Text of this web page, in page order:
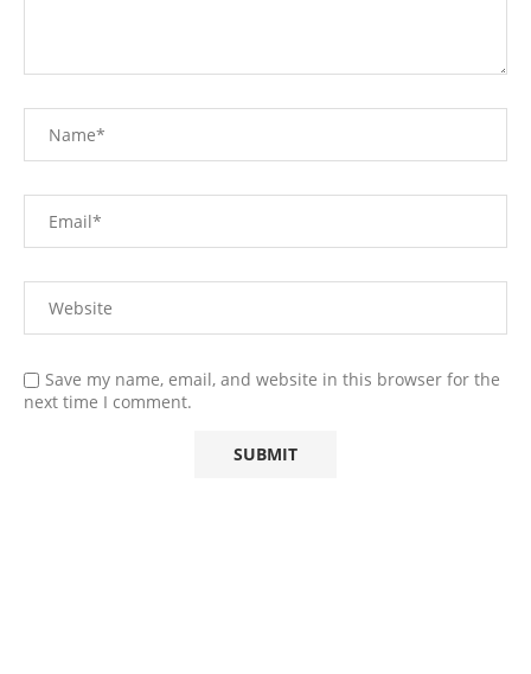
Save my name, email, and website in this browser for the
next time I comment.